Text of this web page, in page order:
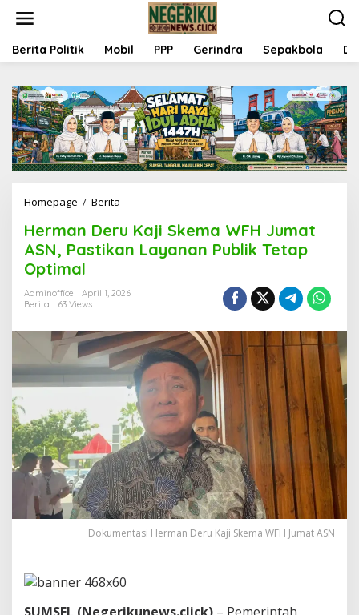
t
Berita Politik Mobil PPP Gerindra Sepakbola
Homepage / Berita
r
m
a
D
u
K
a
i
S
k
e
m
a
W
F
H
J
u
t
A
S
Herman Deru Kaji Skema WFH Jumat
ASN, Pastikan Layanan Publik Tetap
Optimal
Adminoffice
April 1, 2026
Berita
63 Views
Dokumentasi Herman Deru Kaji Skema WFH Jumat ASN